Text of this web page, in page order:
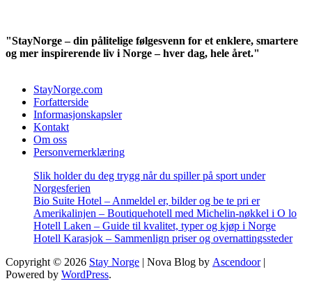
"StayNorge – din pålitelige følgesvenn for et enklere, smartere
og mer inspirerende liv i Norge – hver dag, hele året."
StayNorge.com
Forfatterside
Informasjonskapsler
Kontakt
Om oss
Personvernerklæring
Slik holder du deg trygg når du spiller på sport under
Norgesferien
Bio Suite Hotel – Anmeldel er, bilder og be te pri er
Amerikalinjen – Boutiquehotell med Michelin-nøkkel i O lo
Hotell Laken – Guide til kvalitet, typer og kjøp i Norge
Hotell Karasjok – Sammenlign priser og overnattingssteder
Copyright © 2026 Stay Norge | Nova Blog by Ascendoor|
Powered by WordPress.